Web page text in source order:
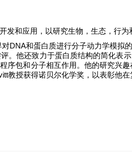
和应用，以研究生物，生态，行为
对DNA和蛋白质进行分子动力学模拟
。他还致力于蛋白质结构的简化表
序包和分子相互作用。他的研究兴趣
教授获得诺贝尔化学奖，以表彰他